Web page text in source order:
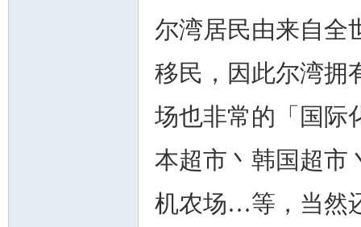
尔湾居民由来自全
移民，因此尔湾拥
场也非常的「国际
本超市丶韩国超市
机农场…等，当然